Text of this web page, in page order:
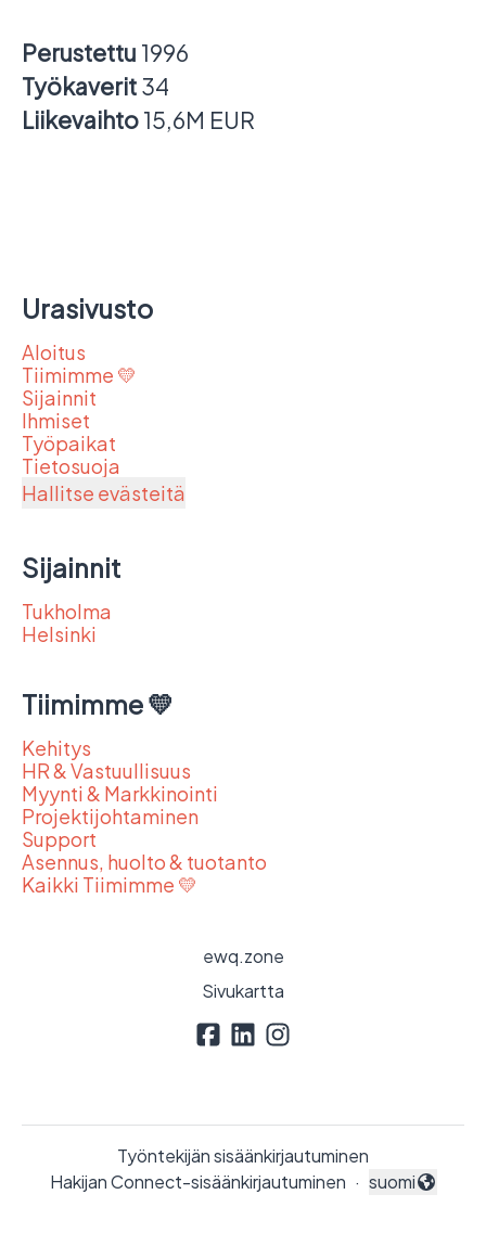
Perustettu 1996
Työkaverit34
Liikevaihto15,6M EUR
Urasivusto
Aloitus
Tiimimme 💛
Sijainnit
Ihmiset
Työpaikat
Tietosuoja
Hallitse evästeitä
Sijainnit
Tukholma
Helsinki
Tiimimme 💛
Kehitys
HR & Vastuullisuus
Myynti & Markkinointi
Projektijohtaminen
Support
Asennus, huolto & tuotanto
Kaikki Tiimimme 💛
ewq.zone
Sivukartta
Työntekijän sisäänkirjautuminen
Hakijan Connect-sisäänkirjautuminen · Vaihda kieli
suomi